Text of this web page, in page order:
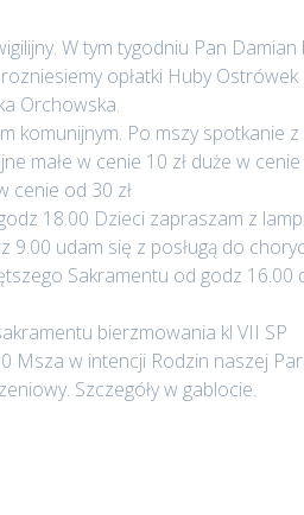
W tym tygodniu Pan Damian
opłatki Huby Ostrówek
Orchowska.
komunijnym. Po mszy spotkanie
małe w cenie 10 zł duże w cenie
cenie od 30 zł
18.00 Dzieci zapraszam z
9.00 udam się z posługą do
Sakramentu od godz 16.00
bierzmowania kl VII SP
Msza w intencji Rodzin naszej
Szczegóły w gablocie.